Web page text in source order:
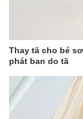
Thay tã cho bé
phát ban do tã